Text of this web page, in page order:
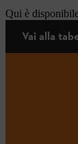
Qui è
Vai alla